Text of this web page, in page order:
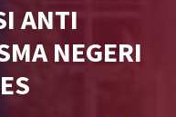
ANTI
NEGERI